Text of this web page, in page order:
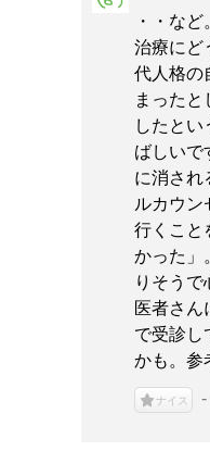
・・な
治療にど
代人格の
まった
したと
ばしいで
に消され
ルカウン
行くこと
かった」
りそう
医者さん
で受診し
かも。参
ナイス